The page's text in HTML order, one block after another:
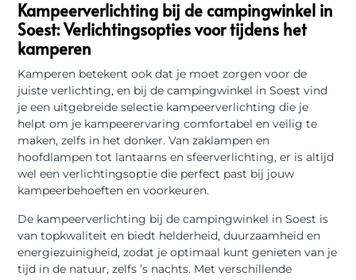
Kampeerverlichting bij de campingwinkel in
Soest: Verlichtingsopties voor tijdens het
kamperen
Kamperen betekent ook dat je moet zorgen voor de
juiste verlichting, en bij de campingwinkel in Soest vind
je een uitgebreide selectie kampeerverlichting die je
helpt om je kampeerervaring comfortabel en veilig te
maken, zelfs in het donker. Van zaklampen en
hoofdlampen tot lantaarns en sfeerverlichting, er is altijd
wel een verlichtingsoptie die perfect past bij jouw
kampeerbehoeften en voorkeuren.
De kampeerverlichting bij de campingwinkel in Soest is
van topkwaliteit en biedt helderheid, duurzaamheid en
energiezuinigheid, zodat je optimaal kunt genieten van je
tijd in de natuur, zelfs ’s nachts. Met verschillende